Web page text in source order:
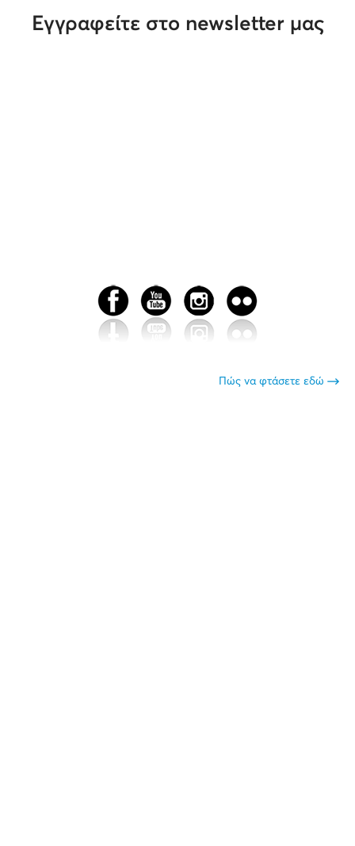
Εγγραφείτε στο newsletter μας
Πώς να φτάσετε εδώ